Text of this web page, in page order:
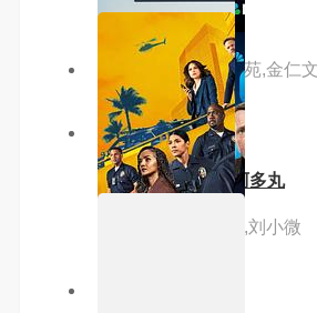
主演：权相宇,河智苑,金仁
9.0分 hd
举起手来2之追击阿多丸
主演：潘长江,郭达,刘小微